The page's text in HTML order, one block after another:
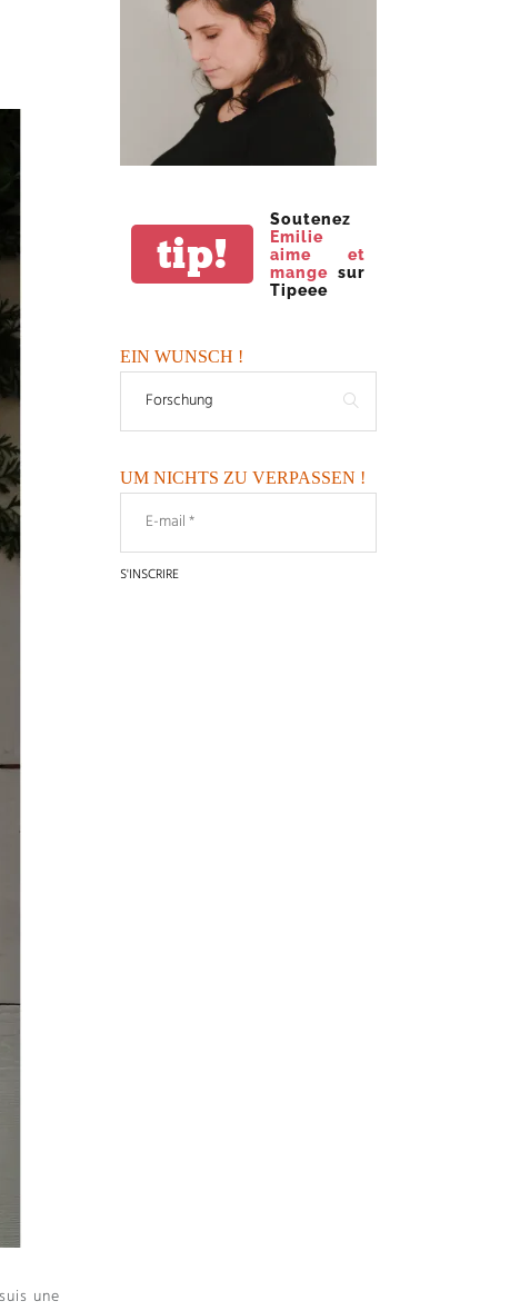
une
tip!
Soutenez
Emilie
aime et
mange sur
Tipeee
EIN WUNSCH !
UM NICHTS ZU VERPASSEN !